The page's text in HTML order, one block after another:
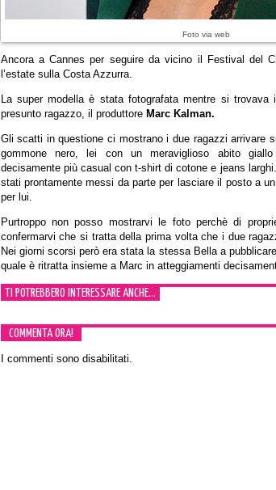
Foto via web
Ancora a Cannes per seguire da vicino il Festival del
l’estate sulla Costa Azzurra.
La super modella è stata fotografata mentre si trovava
presunto ragazzo, il produttore Marc Kalman.
Gli scatti in questione ci mostrano i due ragazzi arrivare
gommone nero, lei con un meraviglioso abito
decisamente più casual con t-shirt di cotone e jeans
stati prontamente messi da parte per lasciare il posto a
per lui.
Purtroppo non posso mostrarvi le foto perchè di
confermarvi che si tratta della prima volta che i due
Nei giorni scorsi però era stata la stessa Bella a
quale è ritratta insieme a Marc in atteggiamenti
TI POTREBBERO INTERESSARE ANCHE...
COMMENTA ORA!
I commenti sono disabilitati.